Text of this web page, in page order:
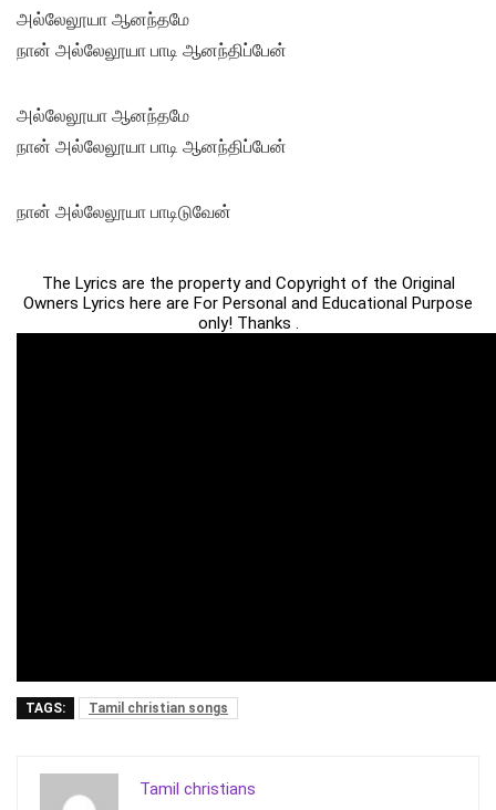
அல்லேலூயா ஆனந்தமே
நான் அல்லேலூயா பாடி ஆனந்திப்பேன்
அல்லேலூயா ஆனந்தமே
நான் அல்லேலூயா பாடி ஆனந்திப்பேன்
நான் அல்லேலூயா பாடிடுவேன்
The Lyrics are the property and Copyright of the Original
Owners Lyrics here are For Personal and Educational Purpose
only! Thanks .
TAGS: Tamil christian songs
Tamil christians